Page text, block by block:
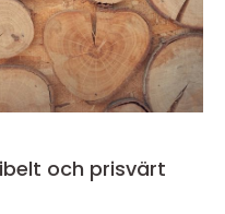
och prisvärt